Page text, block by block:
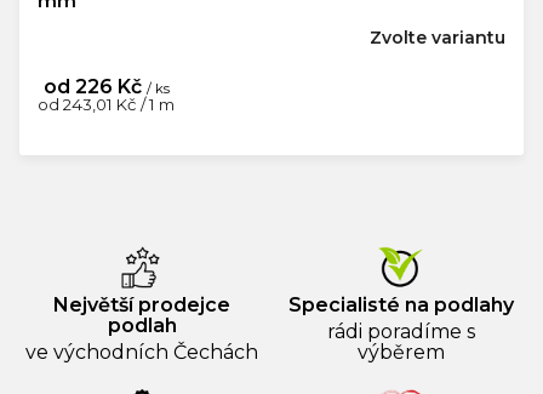
od 226 Kč / ks
Měrná
od 243,01 Kč / 1 m
Zvolte variantu
Největší prodejce
podlah
ve východních Čechách
Specialisté na podlahy
rádi poradíme s
výběrem